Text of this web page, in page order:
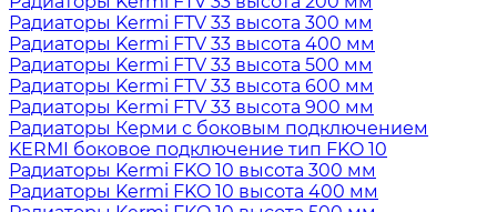
Радиаторы Kermi FTV 33 высота 300 мм
Радиаторы Kermi FTV 33 высота 400 мм
Радиаторы Kermi FTV 33 высота 500 мм
Радиаторы Kermi FTV 33 высота 600 мм
Радиаторы Kermi FTV 33 высота 900 мм
Радиаторы Керми с боковым подключением
KERMI боковое подключение тип FKO 10
Радиаторы Kermi FKO 10 высота 300 мм
Радиаторы Kermi FKO 10 высота 400 мм